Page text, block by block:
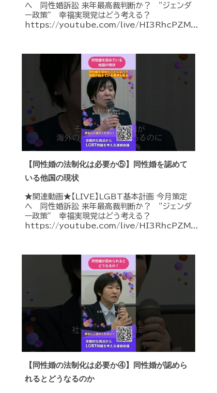
へ 同性婚訴訟 来年最高裁判断か？ ”ジェンダ
ー政策” 幸福実現党はどう考える？
https://youtube.com/live/HI3RhcPZM...
【同性婚の法制化は必要か⑤】同性婚を認めて
いる他国の現状
★関連動画★【LIVE】LGBT基本計画 今月策定
へ 同性婚訴訟 来年最高裁判断か？ ”ジェンダ
ー政策” 幸福実現党はどう考える？
https://youtube.com/live/HI3RhcPZM...
【同性婚の法制化は必要か④】同性婚が認めら
れるとどうなるのか